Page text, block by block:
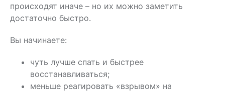
происходят иначе – но их можно заметить
достаточно быстро.
Вы начинаете:
чуть лучше спать и быстрее
восстанавливаться;
меньше реагировать «взрывом» на